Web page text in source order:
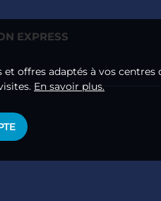
EXPRESS
offres adaptés à vos centres
En savoir plus.